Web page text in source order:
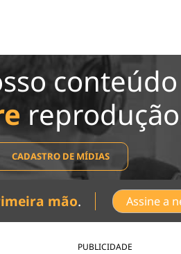
CADASTRO DE MÍDIAS
mão. Assine a
PUBLICIDADE